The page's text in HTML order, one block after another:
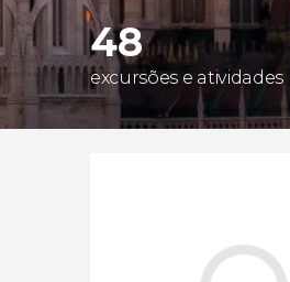
48
excursões e atividades